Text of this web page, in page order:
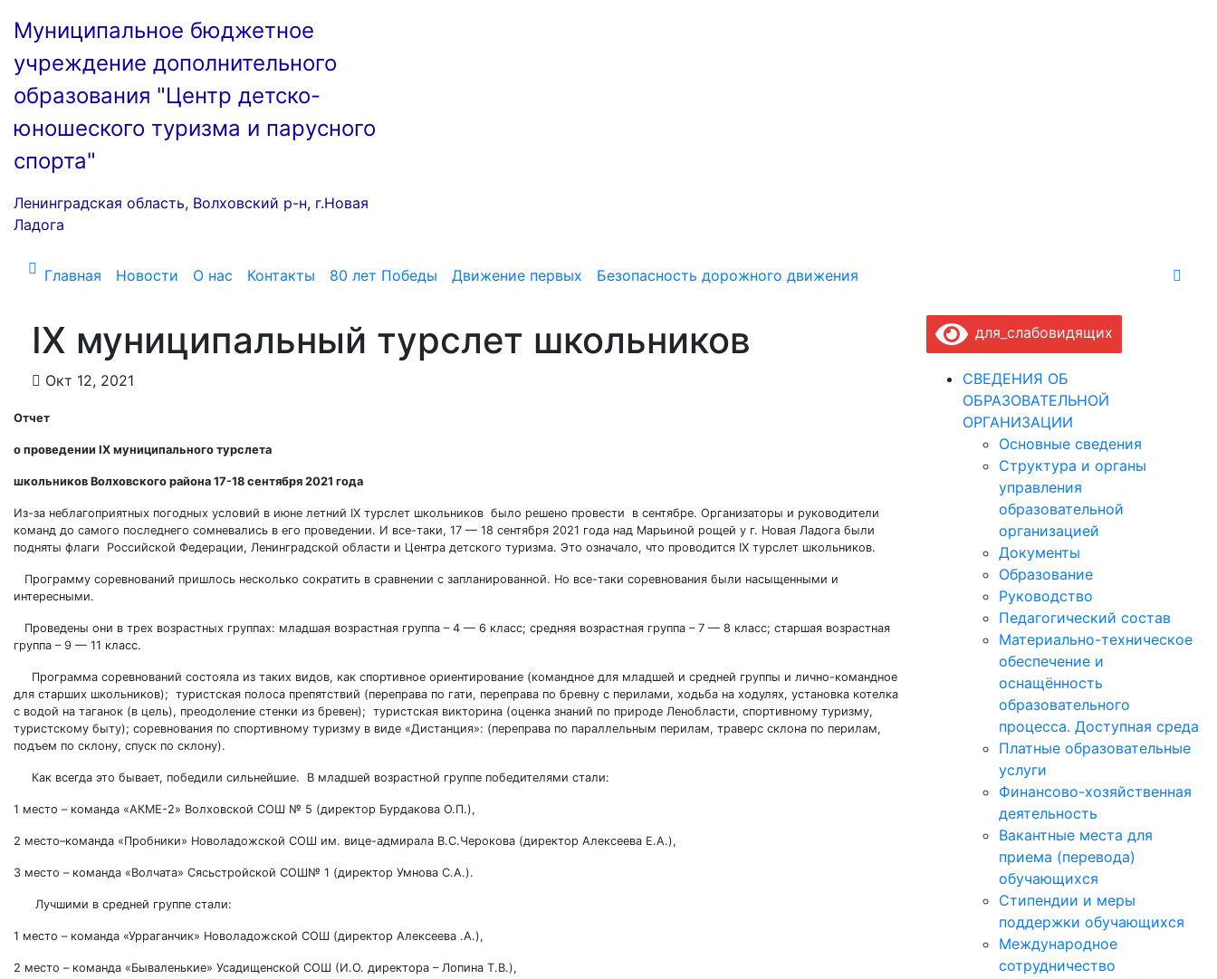
содержимому
Муниципальное бюджетное
учреждение дополнительного
образования "Центр детско-
юношеского туризма и парусного
спорта"
Ленинградская область, Волховский р-н, г.Новая
Ладога
Главная Новости О нас Контакты 80 лет Победы Движение первых Безопасность дорожного движения
IX муниципальный турслет школьников
Окт 12, 2021
Отчет
о проведении IX муниципального турслета
школьников Волховского района 17-18 сентября 2021 года
Из-за неблагоприятных погодных условий в июне летний IX турслет школьников было решено провести в сентябре. Организаторы и руководители
команд до самого последнего сомневались в его проведении. И все-таки, 17 — 18 сентября 2021 года над Марьиной рощей у г. Новая Ладога были
подняты флаги Российской Федерации, Ленинградской области и Центра детского туризма. Это означало, что проводится IX турслет школьников.
Программу соревнований пришлось несколько сократить в сравнении с запланированной. Но все-таки соревнования были насыщенными и
интересными.
Проведены они в трех возрастных группах: младшая возрастная группа – 4 — 6 класс; средняя возрастная группа – 7 — 8 класс; старшая возрастная
группа – 9 — 11 класс.
Программа соревнований состояла из таких видов, как спортивное ориентирование (командное для младшей и средней группы и лично-командное
для старших школьников); туристская полоса препятствий (переправа по гати, переправа по бревну с перилами, ходьба на ходулях, установка котелка
с водой на таганок (в цель), преодоление стенки из бревен); туристская викторина (оценка знаний по природе Ленобласти, спортивному туризму,
туристскому быту); соревнования по спортивному туризму в виде «Дистанция»: (переправа по параллельным перилам, траверс склона по перилам,
подъем по склону, спуск по склону).
Как всегда это бывает, победили сильнейшие. В младшей возрастной группе победителями стали:
1 место – команда «АКМЕ-2» Волховской СОШ № 5 (директор Бурдакова О.П.),
2 место–команда «Пробники» Новоладожской СОШ им. вице-адмирала В.С.Черокова (директор Алексеева Е.А.),
3 место – команда «Волчата» Сясьстройской СОШ№ 1 (директор Умнова С.А.).
Лучшими в средней группе стали:
1 место – команда «Урраганчик» Новоладожской СОШ (директор Алексеева .А.),
2 место – команда «Бываленькие» Усадищенской СОШ (И.О. директора – Лопина Т.В.),
для_слабовидящих
СВЕДЕНИЯ ОБ
ОБРАЗОВАТЕЛЬНОЙ
ОРГАНИЗАЦИИ
Основные сведения
Структура и органы
управления
образовательной
организацией
Документы
Образование
Руководство
Педагогический состав
Материально-техническое
обеспечение и
оснащённость
образовательного
процесса. Доступная среда
Платные образовательные
услуги
Финансово-хозяйственная
деятельность
Вакантные места для
приема (перевода)
обучающихся
Стипендии и меры
поддержки обучающихся
Международное
сотрудничество